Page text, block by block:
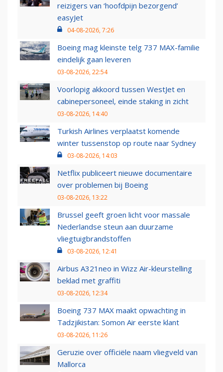
reizigers van ‘hoofdpijn bezorgend’
easyJet
04-08-2026, 7:26
Boeing mag kleinste telg 737 MAX-familie
eindelijk gaan leveren
03-08-2026, 22:54
Voorlopig akkoord tussen WestJet en
cabinepersoneel, einde staking in zicht
03-08-2026, 14:40
Turkish Airlines verplaatst komende
winter tussenstop op route naar Sydney
03-08-2026, 14:03
Netflix publiceert nieuwe documentaire
over problemen bij Boeing
03-08-2026, 13:22
Brussel geeft groen licht voor massale
Nederlandse steun aan duurzame
vliegtuigbrandstoffen
03-08-2026, 12:41
Airbus A321neo in Wizz Air-kleurstelling
beklad met graffiti
03-08-2026, 12:34
Boeing 737 MAX maakt opwachting in
Tadzjikistan: Somon Air eerste klant
03-08-2026, 11:26
Geruzie over officiële naam vliegveld van
Mallorca